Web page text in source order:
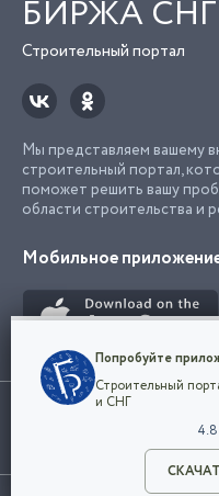
БИРЖА СНГ
Строительный портал
Мы представляем вашему
строительный портал,
поможет решить вашу
области строительства и
Мобильное
Использование сайта, в том
марки представленные на
Конфиденциальность
Мы используем файлы
наш сайт удобным для
Политикой
и принимаете условия
Попробуйте
Строительный
и СНГ
4.8